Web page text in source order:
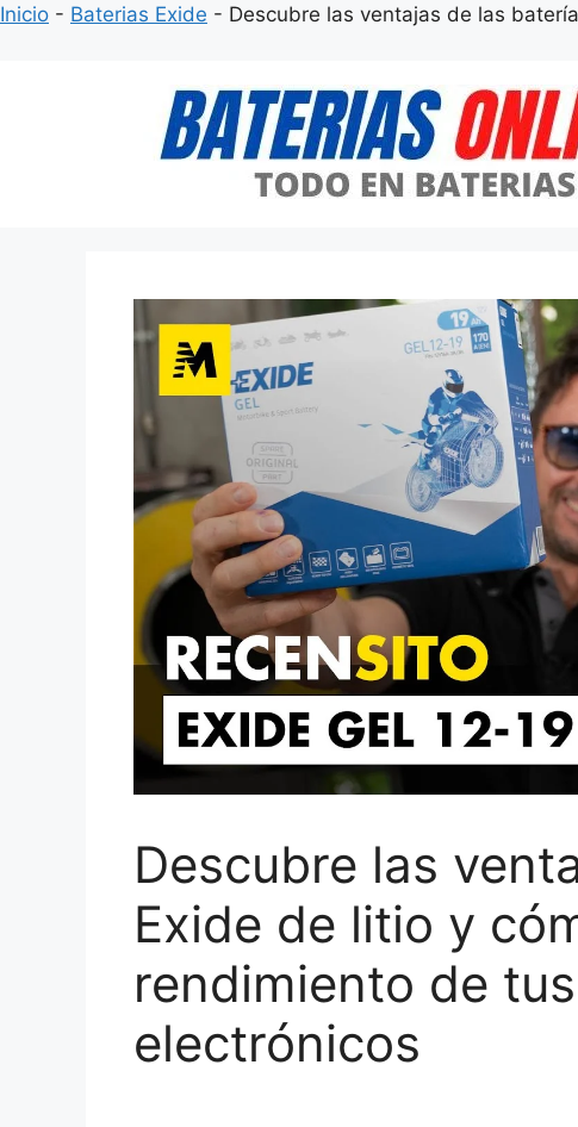
Inicio - Baterias Exide - Descubre las ventajas de las
Descubre las
Exide de litio y
rendimiento de
electrónicos